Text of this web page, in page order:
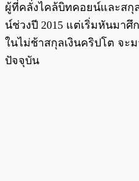
ผู้ที่คลั่งไคล้บิทคอยน์และสกุ
น์ช่วงปี 2015 แต่เริ่มหันมาศึ
ในไม่ช้าสกุลเงินคริปโต จะ
ปัจจุบัน